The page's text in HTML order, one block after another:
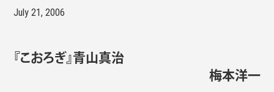
NOBODY STORE
July 21, 2006
『こおろぎ』青山真治
梅本洋一